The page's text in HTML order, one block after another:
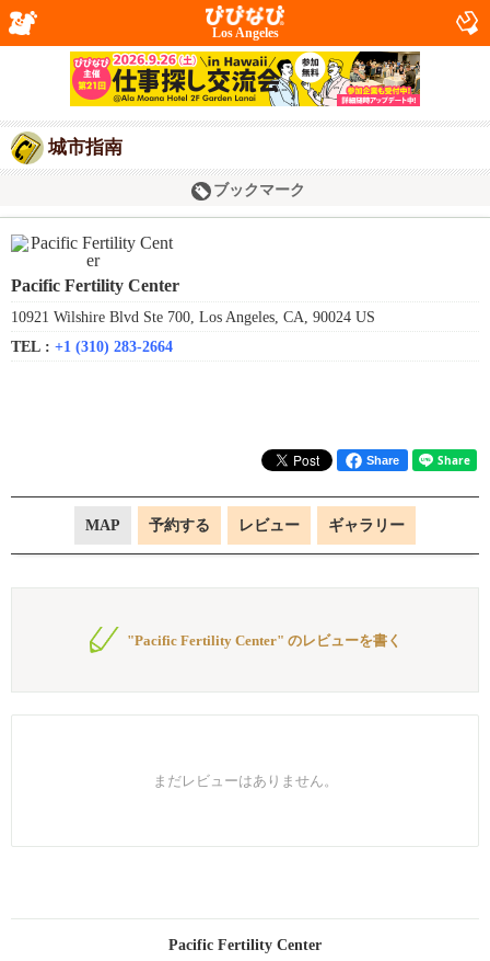
Los Angeles
城市指南
ブックマーク
Pacific Fertility Center
10921 Wilshire Blvd Ste 700, Los Angeles, CA, 90024 US
TEL : +1 (310) 283-2664
Share
MAP 予約する レビュー ギャラリー
"Pacific Fertility Center" のレビューを書く
まだレビューはありません。
Pacific Fertility Center